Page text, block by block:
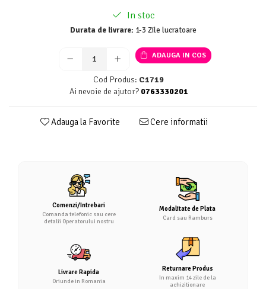
In stoc
Durata de livrare: 1-3 Zile lucratoare
ADAUGA IN COS
Cod Produs: C1719
Ai nevoie de ajutor? 0763330201
Adauga la Favorite Cere informatii
Comenzi/Intrebari
Comanda telefonic sau cere
detalii Operatorului nostru
Modalitate de Plata
Card sau Ramburs
Livrare Rapida
Oriunde in Romania
Returnare Produs
In maxim 14 zile de la
achizitionare